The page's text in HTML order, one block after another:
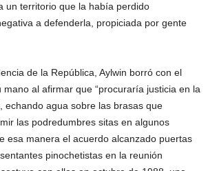
un territorio que la había perdido
a defenderla, propiciada por gente
de la República, Aylwin borró con el
al afirmar que “procuraría justicia en la
echando agua sobre las brasas que
las podredumbres sitas en algunos
esa manera el acuerdo alcanzado puertas
pinochetistas en la reunión